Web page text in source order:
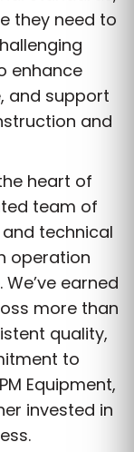
they need to
enhance
and support
and
heart of
team of
technical
operation
earned
more than
quality,
to
Equipment,
invested in